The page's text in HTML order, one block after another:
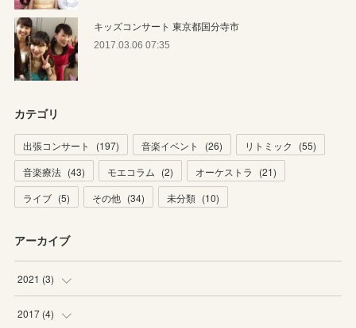
キッズコンサート 東京都国分寺市
2017.03.06 07:35
カテゴリ
出張コンサート (197) 音楽イベント (26) リトミック (55)
音楽療法 (43) モエコラム (2) オーケストラ (21)
ライブ (5) その他 (34) 未分類 (10)
アーカイブ
2021 (3)
( )
2017 (4)